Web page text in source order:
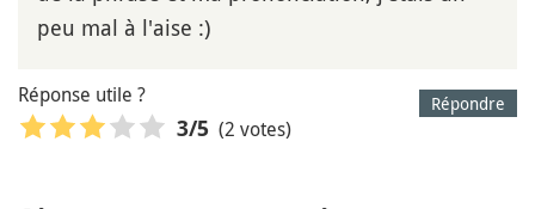
peu mal à l'aise :)
Répondre
Réponse utile ?
3/5 (2 votes)